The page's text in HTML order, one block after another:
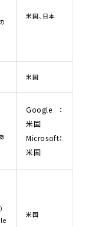
米国、日本
米国
Google：
米国
Microsoft：
米国
米国